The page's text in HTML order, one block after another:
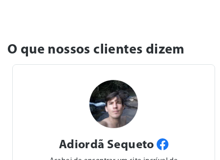
O que nossos clientes dizem
Aprecida Dias